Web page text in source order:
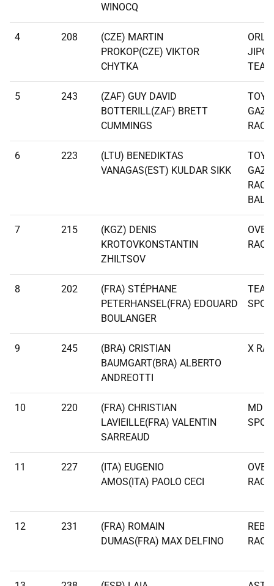
WINOCQ
4 208
(CZE) MARTIN
PROKOP(CZE) VIKTOR
CHYTKA
TEAM
5 243
(ZAF) GUY DAVID
BOTTERILL(ZAF) BRETT
CUMMINGS
6 223
(LTU) BENEDIKTAS
VANAGAS(EST) KULDAR SIKK
7 215
(KGZ) DENIS
KROTOVKONSTANTIN
ZHILTSOV
8 202
(FRA) STÉPHANE
PETERHANSEL(FRA) EDOUARD
BOULANGER
9 245
(BRA) CRISTIAN
BAUMGART(BRA) ALBERTO
ANDREOTTI
X
10 220
(FRA) CHRISTIAN
LAVIEILLE(FRA) VALENTIN
SARREAUD
MD
11 227
(ITA) EUGENIO
AMOS(ITA) PAOLO CECI
12 231
(FRA) ROMAIN
DUMAS(FRA) MAX DELFINO